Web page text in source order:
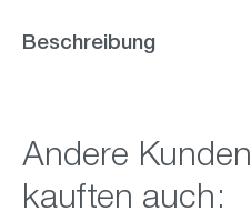
Beschreibung
Produktgalerie überspringen
Andere Kunden
kauften auch: